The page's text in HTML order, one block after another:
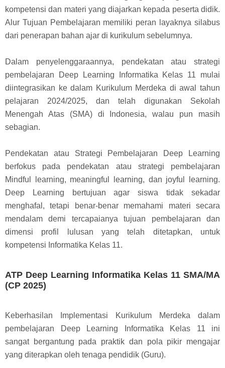
kompetensi dan materi yang diajarkan kepada peserta didik.
Alur Tujuan Pembelajaran memiliki peran layaknya silabus
dari penerapan bahan ajar di kurikulum sebelumnya.
Dalam penyelenggaraannya, pendekatan atau strategi
pembelajaran Deep Learning Informatika Kelas 11 mulai
diintegrasikan ke dalam Kurikulum Merdeka di awal tahun
pelajaran 2024/2025, dan telah digunakan Sekolah
Menengah Atas (SMA) di Indonesia, walau pun masih
sebagian.
Pendekatan atau Strategi Pembelajaran Deep Learning
berfokus pada pendekatan atau strategi pembelajaran
Mindful learning, meaningful learning, dan joyful learning.
Deep Learning bertujuan agar siswa tidak sekadar
menghafal, tetapi benar-benar memahami materi secara
mendalam demi tercapaianya tujuan pembelajaran dan
dimensi profil lulusan yang telah ditetapkan, untuk
kompetensi Informatika Kelas 11.
ATP Deep Learning Informatika Kelas 11 SMA/MA
(CP 2025)
Keberhasilan Implementasi Kurikulum Merdeka dalam
pembelajaran Deep Learning Informatika Kelas 11 ini
sangat bergantung pada praktik dan pola pikir mengajar
yang diterapkan oleh tenaga pendidik (Guru).